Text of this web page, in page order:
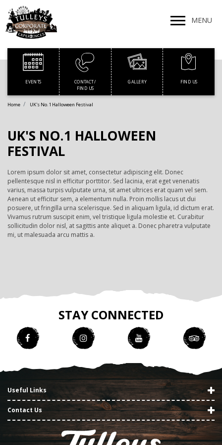
MENU
EVENTS
CONTACT /
FIND US
GALLERY FIND US
Home UK's No.1 Halloween Festival
UK'S NO.1 HALLOWEEN
FESTIVAL
Lorem ipsum dolor sit amet, consectetur adipiscing elit. Donec
pellentesque nisl in efficitur porttitor. Sed lacinia, erat eget venenatis
varius, massa turpis vulputate urna, sit amet ultrices erat quam vel sem.
Aenean ut efficitur sem, a elementum nulla. Proin mollis lacus ut dui
posuere, ut fringilla urna scelerisque. Sed in aliquam ligula, id dictum erat.
Vivamus rutrum suscipit enim, vel tristique ligula molestie et. Curabitur
sollicitudin dolor nisl, at sagittis ante aliquet a. Donec pharetra vulputate
mi, ut malesuada arcu mattis a.
STAY CONNECTED
Useful Links
Contact Us